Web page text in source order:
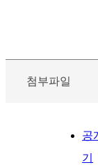
첨부파일
공
기